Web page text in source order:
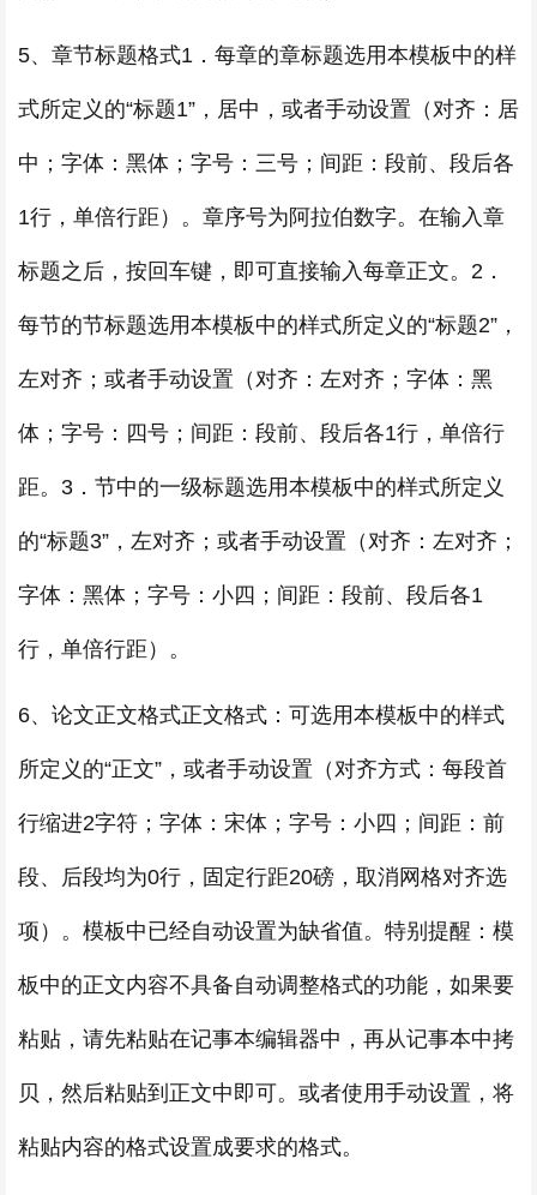
5、章节标题格式1．每章的章标题选用本模板中的样
式所定义的“标题1”，居中，或者手动设置（对齐：居
中；字体：黑体；字号：三号；间距：段前、段后各
1行，单倍行距）。章序号为阿拉伯数字。在输入章
标题之后，按回车键，即可直接输入每章正文。2．
每节的节标题选用本模板中的样式所定义的“标题2”，
左对齐；或者手动设置（对齐：左对齐；字体：黑
体；字号：四号；间距：段前、段后各1行，单倍行
距。3．节中的一级标题选用本模板中的样式所定义
的“标题3”，左对齐；或者手动设置（对齐：左对齐；
字体：黑体；字号：小四；间距：段前、段后各1
行，单倍行距）。
6、论文正文格式正文格式：可选用本模板中的样式
所定义的“正文”，或者手动设置（对齐方式：每段首
行缩进2字符；字体：宋体；字号：小四；间距：前
段、后段均为0行，固定行距20磅，取消网格对齐选
项）。模板中已经自动设置为缺省值。特别提醒：模
板中的正文内容不具备自动调整格式的功能，如果要
粘贴，请先粘贴在记事本编辑器中，再从记事本中拷
贝，然后粘贴到正文中即可。或者使用手动设置，将
粘贴内容的格式设置成要求的格式。